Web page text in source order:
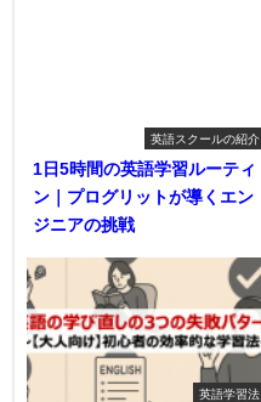
英語スクールの紹介
1日5時間の英語学習ルーティ
ン｜プログリットが導くエン
ジニアの挑戦
英語学習法